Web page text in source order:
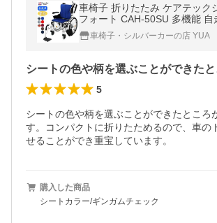
車椅子 折りたたみ ケアテック
フォート CAH-50SU 多機能 自
税》車椅子・シルバーカーの店 YUA
シ
5
シートの色や柄を選ぶことができたところ
す。コンパクトに折りたためるので、車の
せることができ重宝しています。
購入した商品
シートカラー/ギンガムチェック